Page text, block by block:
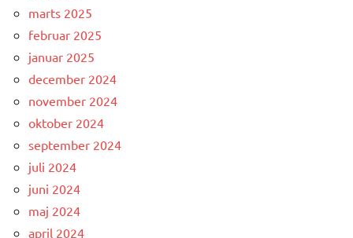
marts 2025
februar 2025
januar 2025
december 2024
november 2024
oktober 2024
september 2024
juli 2024
juni 2024
maj 2024
april 2024